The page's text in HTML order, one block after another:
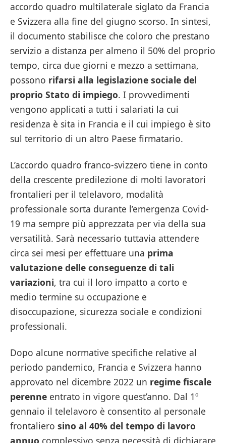
accordo quadro multilaterale siglato da Francia
e Svizzera alla fine del giugno scorso. In sintesi,
il documento stabilisce che coloro che prestano
servizio a distanza per almeno il 50% del proprio
tempo, circa due giorni e mezzo a settimana,
possono rifarsi alla legislazione sociale del
proprio Stato di impiego. I provvedimenti
vengono applicati a tutti i salariati la cui
residenza è sita in Francia e il cui impiego è sito
sul territorio di un altro Paese firmatario.
L’accordo quadro franco-svizzero tiene in conto
della crescente predilezione di molti lavoratori
frontalieri per il telelavoro, modalità
professionale sorta durante l’emergenza Covid-
19 ma sempre più apprezzata per via della sua
versatilità. Sarà necessario tuttavia attendere
circa sei mesi per effettuare una prima
valutazione delle conseguenze di tali
variazioni, tra cui il loro impatto a corto e
medio termine su occupazione e
disoccupazione, sicurezza sociale e condizioni
professionali.
Dopo alcune normative specifiche relative al
periodo pandemico, Francia e Svizzera hanno
approvato nel dicembre 2022 un regime fiscale
perenne entrato in vigore quest’anno. Dal 1º
gennaio il telelavoro è consentito al personale
frontaliero sino al 40% del tempo di lavoro
annuo complessivo senza necessità di dichiarare